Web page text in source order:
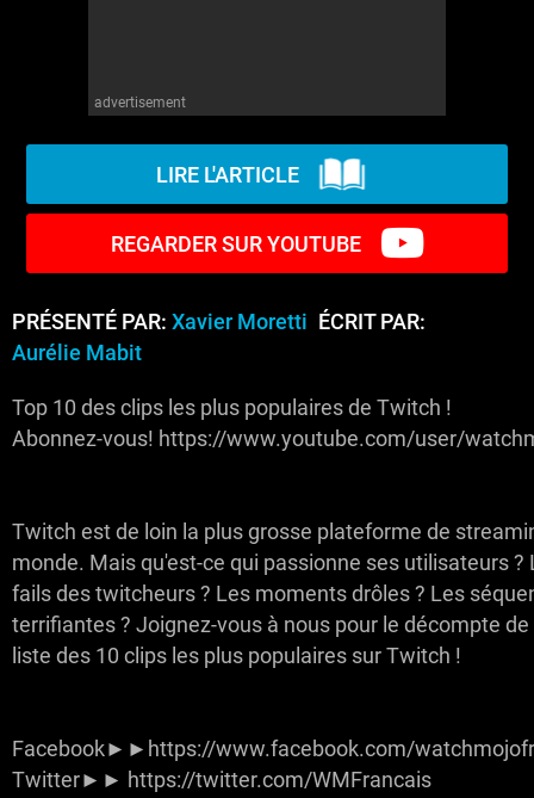
advertisement
LIRE L'ARTICLE
REGARDER SUR YOUTUBE
PRÉSENTÉ PAR: Xavier Moretti
ÉCRIT PAR:
Aurélie Mabit
Top 10 des clips les plus populaires de Twitch !
Abonnez-vous! https://www.youtube.com/user/
Twitch est de loin la plus grosse plateforme de
monde. Mais qu'est-ce qui passionne ses utilisateurs ?
fails des twitcheurs ? Les moments drôles ? Les
terrifiantes ? Joignez-vous à nous pour le décompte
liste des 10 clips les plus populaires sur Twitch !
Facebook►►https://www.facebook.com/
Twitter►► https://twitter.com/WMFrancais